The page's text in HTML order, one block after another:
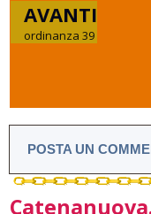
AVANTI
ordinanza 39
POSTA UN